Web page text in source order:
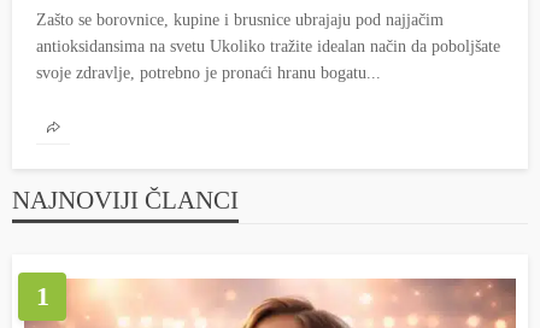
Zašto se borovnice, kupine i brusnice ubrajaju pod najjačim
antioksidansima na svetu Ukoliko tražite idealan način da poboljšate
svoje zdravlje, potrebno je pronaći hranu bogatu...
NAJNOVIJI ČLANCI
1